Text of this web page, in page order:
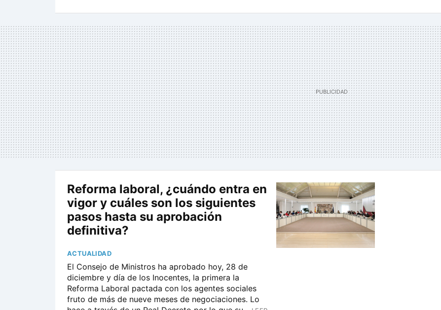
Reforma laboral, ¿cuándo entra en
vigor y cuáles son los siguientes
pasos hasta su aprobación
definitiva?
ACTUALIDAD
El Consejo de Ministros ha aprobado hoy, 28 de
diciembre y día de los Inocentes, la primera la
Reforma Laboral pactada con los agentes sociales
fruto de más de nueve meses de negociaciones. Lo